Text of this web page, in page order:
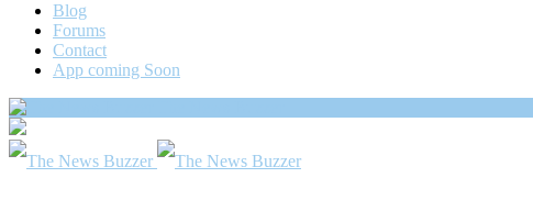
Blog
Forums
Contact
App coming Soon